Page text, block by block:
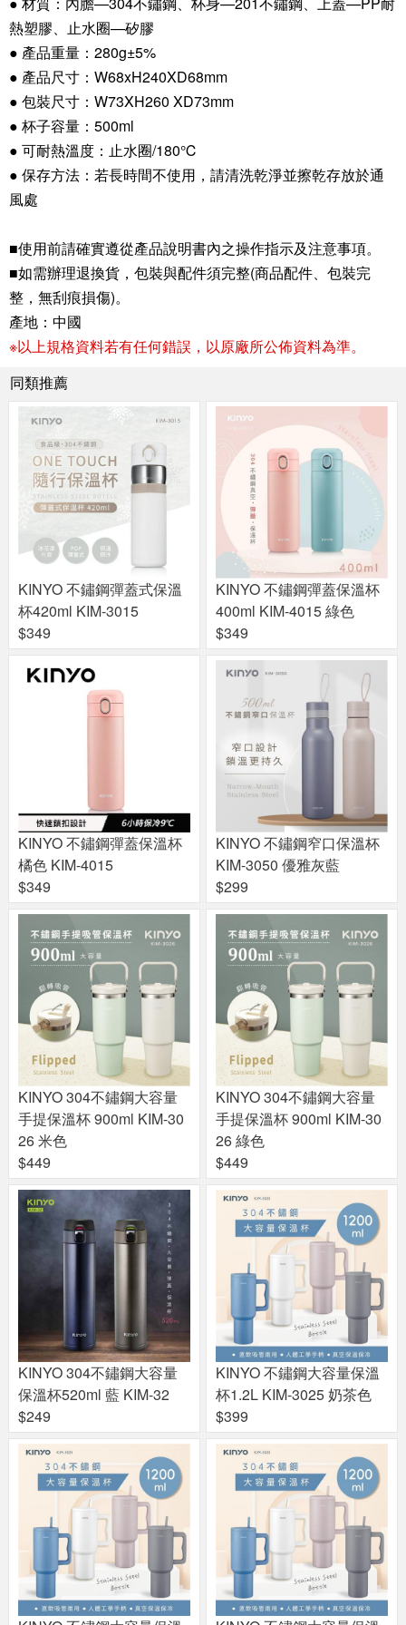
熱塑膠、止水圈—矽膠
● 產品重量：280g±5%
● 產品尺寸：W68xH240XD68mm
● 包裝尺寸：W73XH260 XD73mm
● 杯子容量：500ml
● 可耐熱溫度：止水圈/180℃
● 保存方法：若長時間不使用，請清洗乾淨並擦乾存放於通
風處
■使用前請確實遵從產品說明書內之操作指示及注意事項。
■如需辦理退換貨，包裝與配件須完整(商品配件、包裝完
整，無刮痕損傷)。
產地：中國
※以上規格資料若有任何錯誤，以原廠所公佈資料為準。
同類推薦
KINYO 不鏽鋼彈蓋式保溫
杯420ml KIM-3015
$349
KINYO 不鏽鋼彈蓋保溫杯
400ml KIM-4015 綠色
$349
KINYO 不鏽鋼彈蓋保溫杯
橘色 KIM-4015
$349
KINYO 不鏽鋼窄口保溫杯
KIM-3050 優雅灰藍
$299
KINYO 304不鏽鋼大容量
手提保溫杯 900ml KIM-30
26 米色
$449
KINYO 304不鏽鋼大容量
手提保溫杯 900ml KIM-30
26 綠色
$449
KINYO 304不鏽鋼大容量
保溫杯520ml 藍 KIM-32
$249
KINYO 不鏽鋼大容量保溫
杯1.2L KIM-3025 奶茶色
$399